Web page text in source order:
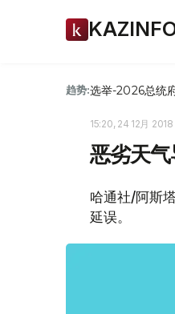
趋势:选举-2026总统
15:20, 24 12月 2018
恶劣天
哈通社/阿斯
延误。